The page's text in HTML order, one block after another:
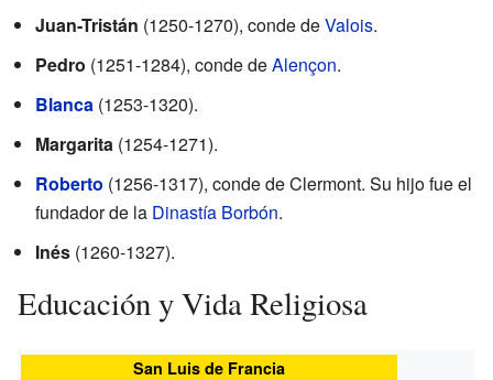
Juan-Tristán (1250-1270), conde deValois.
Pedro (1251-1284), conde deAlençon.
Blanca (1253-1320).
Margarita (1254-1271).
Roberto (1256-1317), conde de Clermont. Su hijo fue el
fundador de la Dinastía Borbón.
Inés (1260-1327).
Educación y Vida Religiosa
San Luis de Francia